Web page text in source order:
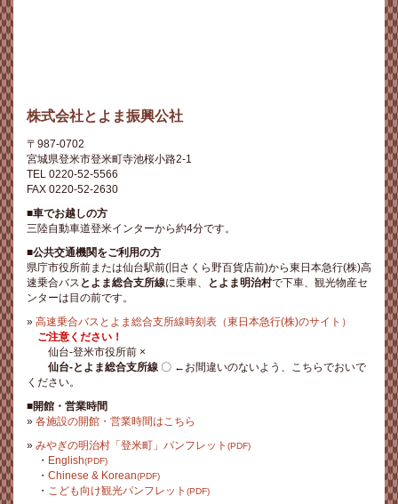
株式会社とよま振興公社
〒987-0702
宮城県登米市登米町寺池桜小路2-1
TEL 0220-52-5566
FAX 0220-52-2630
■車でお越しの方
三陸自動車道登米インターから約4分です。
■公共交通機関をご利用の方
県庁市役所前または仙台駅前(旧さくら野百貨店前)から東日本急行(株)高
速乗合バス とよま総合支所線に乗車、 とよま明治村で下車、観光物産セ
ンターは目の前です。
» 高速乗合バスとよま総合支所線時刻表（東日本急行(株)のサイト）
ご注意ください！
仙台-登米市役所前 ×
仙台-とよま総合支所線 〇 ←お間違いのないよう、こちらでおいで
ください。
■開館・営業時間
» 各施設の開館・営業時間はこちら
» みやぎの明治村「登米町」パンフレット (PDF)
・ English(PDF)
・ Chinese & Korean(PDF)
・ こども向け観光パンフレット (PDF)